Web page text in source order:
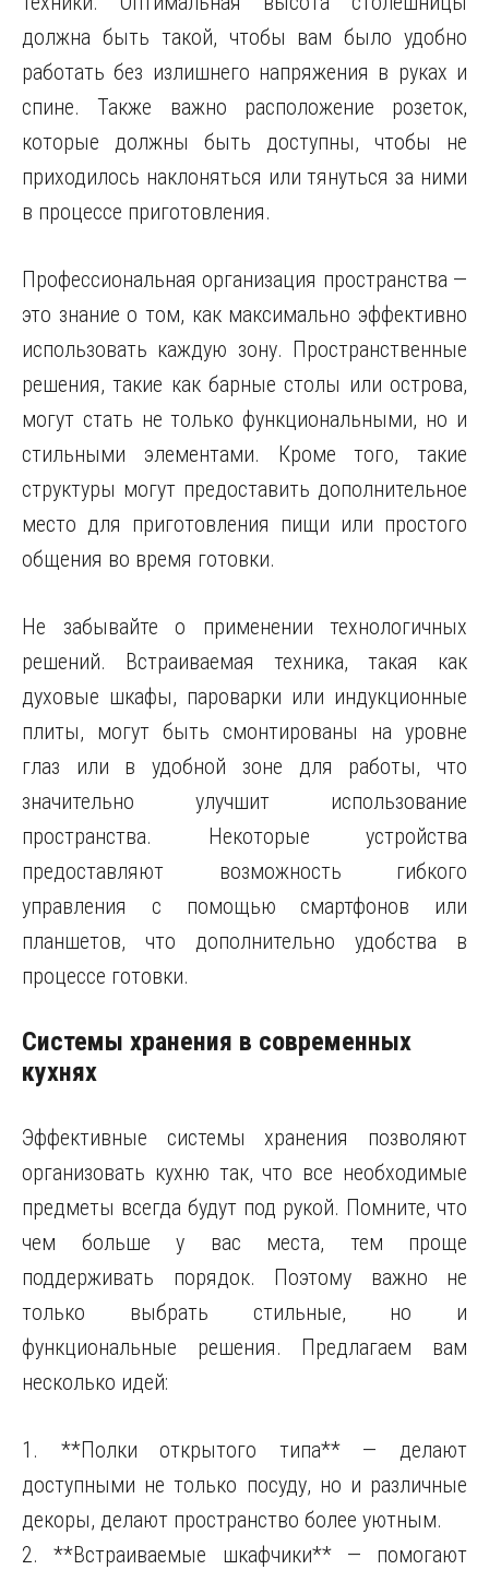
должна быть такой, чтобы вам было удобно
работать без излишнего напряжения в руках и
спине. Также важно расположение розеток,
которые должны быть доступны, чтобы не
приходилось наклоняться или тянуться за ними
в процессе приготовления.
Профессиональная организация пространства —
это знание о том, как максимально эффективно
использовать каждую зону. Пространственные
решения, такие как барные столы или острова,
могут стать не только функциональными, но и
стильными элементами. Кроме того, такие
структуры могут предоставить дополнительное
место для приготовления пищи или простого
общения во время готовки.
Не забывайте о применении технологичных
решений. Встраиваемая техника, такая как
духовые шкафы, пароварки или индукционные
плиты, могут быть смонтированы на уровне
глаз или в удобной зоне для работы, что
значительно улучшит использование
пространства. Некоторые устройства
предоставляют возможность гибкого
управления с помощью смартфонов или
планшетов, что дополнительно удобства в
процессе готовки.
Системы хранения в современных
кухнях
Эффективные системы хранения позволяют
организовать кухню так, что все необходимые
предметы всегда будут под рукой. Помните, что
чем больше у вас места, тем проще
поддерживать порядок. Поэтому важно не
только выбрать стильные, но и
функциональные решения. Предлагаем вам
несколько идей:
1. **Полки открытого типа** — делают
доступными не только посуду, но и различные
декоры, делают пространство более уютным.
2. **Встраиваемые шкафчики** — помогают